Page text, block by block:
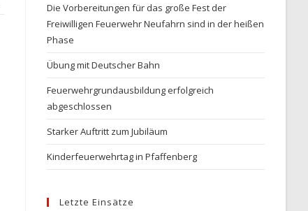
Die Vorbereitungen für das große Fest der
Freiwilligen Feuerwehr Neufahrn sind in der heißen
Phase
Übung mit Deutscher Bahn
Feuerwehrgrundausbildung erfolgreich
abgeschlossen
Starker Auftritt zum Jubiläum
Kinderfeuerwehrtag in Pfaffenberg
Letzte Einsätze